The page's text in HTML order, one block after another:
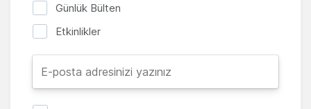
Günlük Bülten
Etkinlikler